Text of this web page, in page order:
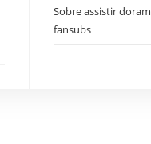
Sobre assistir
fansubs